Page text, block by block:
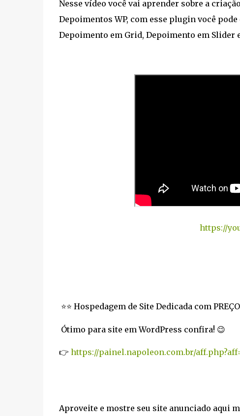
Nesse vídeo você vai aprender sobre a
Depoimentos WP, com esse plugin você
Depoimento em Grid, Depoimento em Slider
https://
⭐⭐ Hospedagem de Site Dedicada com PREÇO
Ótimo para site em WordPress confira! 😉
👉 https://painel.napoleon.com.br/
Aproveite e mostre seu site anunciado aqui